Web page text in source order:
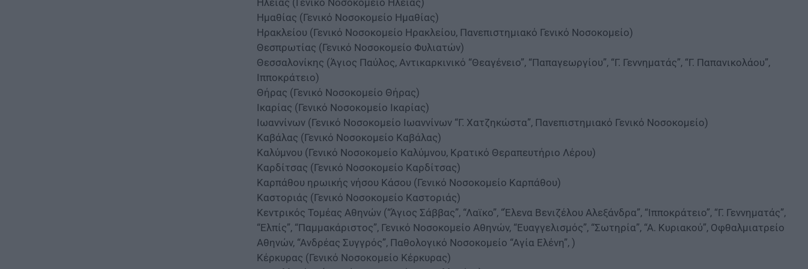
Ημαθίας (Γενικό Νοσοκομείο Ημαθίας)
Ηρακλείου (Γενικό Νοσοκομείο Ηρακλείου, Πανεπιστημιακό Γενικό Νοσοκομείο)
Θεσπρωτίας (Γενικό Νοσοκομείο Φυλιατών)
Θεσσαλονίκης (Άγιος Παύλος, Αντικαρκινικό “Θεαγένειο”, “Παπαγεωργίου”, “Γ. Γεννηματάς”, “Γ. Παπανικολάου”,
Ιπποκράτειο)
Θήρας (Γενικό Νοσοκομείο Θήρας)
Ικαρίας (Γενικό Νοσοκομείο Ικαρίας)
Ιωαννίνων (Γενικό Νοσοκομείο Ιωαννίνων “Γ. Χατζηκώστα”, Πανεπιστημιακό Γενικό Νοσοκομείο)
Καβάλας (Γενικό Νοσοκομείο Καβάλας)
Καλύμνου (Γενικό Νοσοκομείο Καλύμνου, Κρατικό Θεραπευτήριο Λέρου)
Καρδίτσας (Γενικό Νοσοκομείο Καρδίτσας)
Καρπάθου ηρωικής νήσου Κάσου (Γενικό Νοσοκομείο Καρπάθου)
Καστοριάς (Γενικό Νοσοκομείο Καστοριάς)
Κεντρικός Τομέας Αθηνών (“Άγιος Σάββας”, “Λαϊκο”, “Έλενα Βενιζέλου Αλεξάνδρα”, “Ιπποκράτειο”, “Γ. Γεννηματάς”,
“Ελπίς”, “Παμμακάριστος”, Γενικό Νοσοκομείο Αθηνών, “Ευαγγελισμός”, “Σωτηρία”, “Α. Κυριακού”, Οφθαλμιατρείο
Αθηνών, “Ανδρέας Συγγρός”, Παθολογικό Νοσοκομείο “Αγία Ελένη”, )
Κέρκυρας (Γενικό Νοσοκομείο Κέρκυρας)